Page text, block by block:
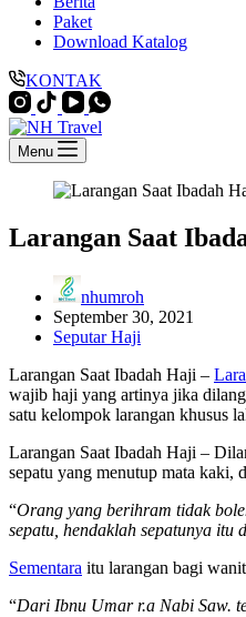
Paket
Download Katalog
KONTAK
Menu
Larangan Saat
nhumroh
September 30, 2021
Seputar Haji
Larangan Saat Ibadah Haji –
wajib haji yang artinya jika
satu kelompok larangan khusus
Larangan Saat Ibadah Haji –
sepatu yang menutup mata kaki,
“Orang yang berihram tidak
sepatu, hendaklah sepatunya itu
Sementara itu larangan bagi
“Dari Ibnu Umar r.a Nabi Saw.